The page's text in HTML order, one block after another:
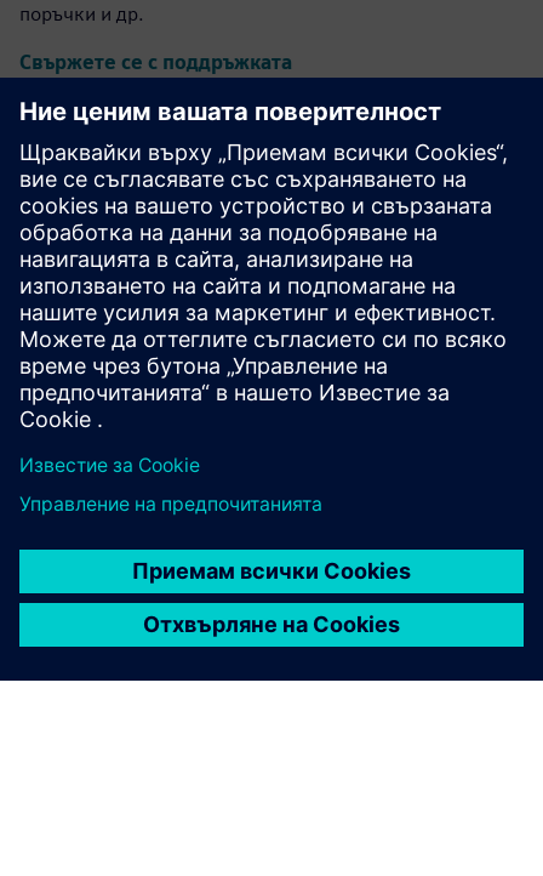
поръчки и др.
Свържете се с поддръжката
Дизайн и производство на
калибър IC
Пакетът инструменти Calibre осигурява точна,
ефективна, цялостна проверка и оптимизация на IC
във всички възли на процеса и стилове на дизайн, като
същевременно свежда до минимум използването на
ресурси и графиците за изрязване.
Учете се от експерти